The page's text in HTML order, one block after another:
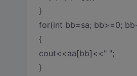
}
for(int bb=sa; bb>=0;
{
cout<<aa[bb]<<" ";
}